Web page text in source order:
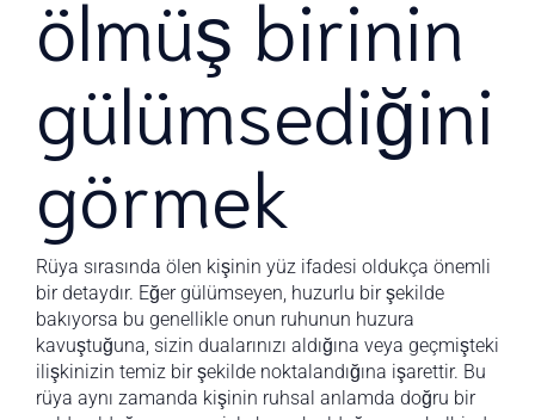
ölmüş birinin
gülümsediğini
görmek
Rüya sırasında ölen kişinin yüz ifadesi oldukça önemli
bir detaydır. Eğer gülümseyen, huzurlu bir şekilde
bakıyorsa bu genellikle onun ruhunun huzura
kavuştuğuna, sizin dualarınızı aldığına veya geçmişteki
ilişkinizin temiz bir şekilde noktalandığına işarettir. Bu
rüya aynı zamanda kişinin ruhsal anlamda doğru bir